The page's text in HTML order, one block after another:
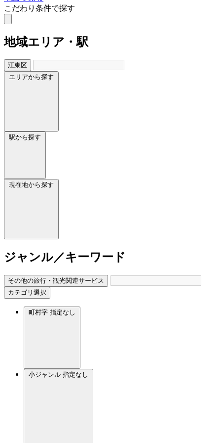
こだわり条件で探す
地域エリア・駅
江東区
エリアから探す
駅から探す
現在地から探す
ジャンル／キーワード
その他の旅行・観光関連サービス
カテゴリ選択
町村字 指定なし
小ジャンル 指定なし